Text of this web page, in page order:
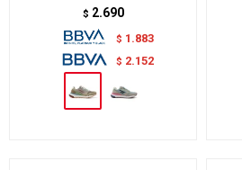
$ 2.690
$ 1.883
$ 2.152